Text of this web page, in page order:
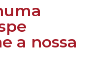
a nossa